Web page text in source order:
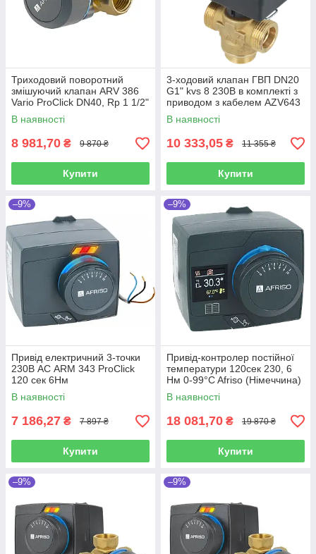
Триходовий поворотний
змішуючий клапан ARV 386
Vario ProClick DN40, Rp 1 1/2"
Kvs 14-36 Afriso (Німеччина)
В наявності
8 981,70 ₴ 9 870 ₴
Купити
3-ходовий клапан ГВП DN20
G1" kvs 8 230В в комплекті з
приводом з кабелем AZV643
Afriso ((Німеччина)
В наявності
10 333,05 ₴ 11 355 ₴
Купити
–9%
Привід електричний 3-точки
230В АС ARM 343 ProClick
120 сек 6Нм
В наявності
7 186,27 ₴ 7 897 ₴
Купити
–9%
Привід-контролер постійної
температури 120сек 230, 6
Hм 0-99°C Afriso (Німеччина)
В наявності
18 081,70 ₴ 19 870 ₴
Купити
–9% –9%